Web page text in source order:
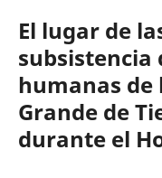
El lugar de
subsistencia
humanas de
Grande de
durante el